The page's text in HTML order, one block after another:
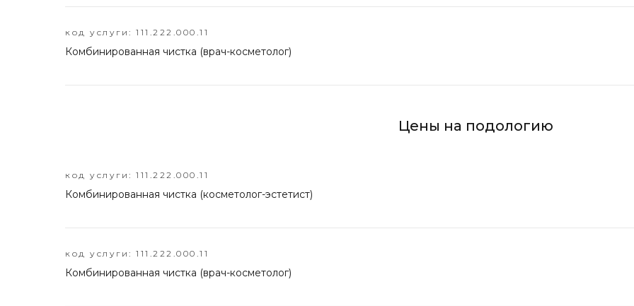
код услуги: 111.222.000.11
Комбинированная чистка (врач-косметолог)
Цены на подологию
код услуги: 111.222.000.11
Комбинированная чистка (косметолог-эстетист)
код услуги: 111.222.000.11
Комбинированная чистка (врач-косметолог)